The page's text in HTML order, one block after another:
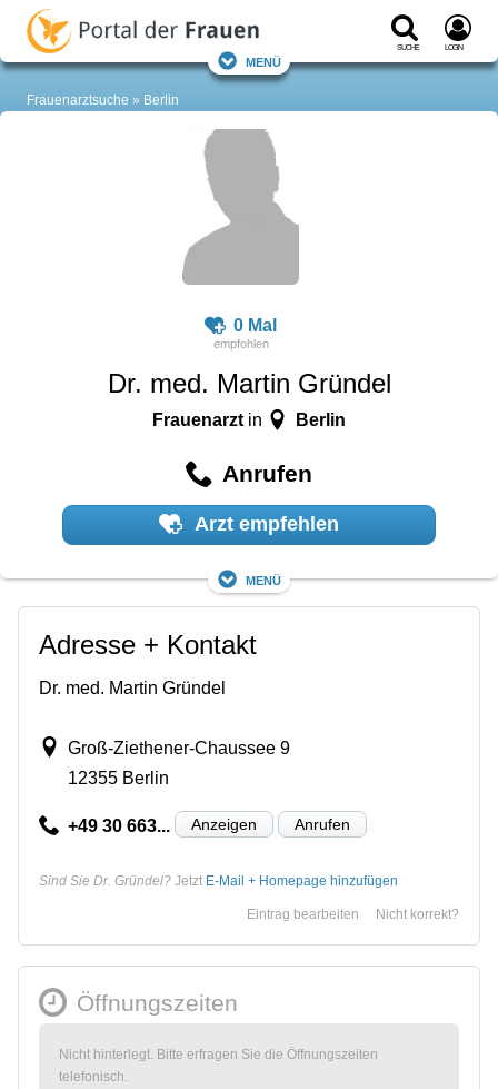
Suche Login
Menü
Frauenarztsuche Berlin
0 Mal
Dr. med. Martin Gründel
Frauenarzt in Berlin
Anrufen
Arzt empfehlen
Menü
Adresse + Kontakt
Dr. med. Martin Gründel
Groß-Ziethener-Chaussee 9
12355 Berlin
+49 30 663... Anzeigen Anrufen
Sind Sie Dr. Gründel? Jetzt E-Mail + Homepage hinzufügen
Nicht korrekt?
Eintrag bearbeiten
Öffnungszeiten
Nicht hinterlegt. Bitte erfragen Sie die Öffnungszeiten
telefonisch.